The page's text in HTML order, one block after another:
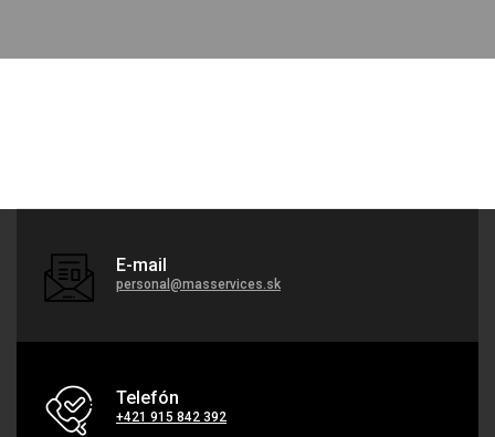
E-mail
personal@masservices.sk
Telefón
+421 915 842 392